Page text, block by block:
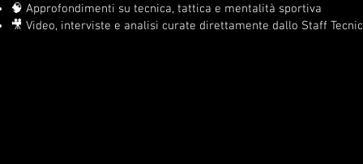
🧠 Approfondimenti su tecnica, tattica e mentalità sportiva
🎥 Video, interviste e analisi curate direttamente dallo Staff